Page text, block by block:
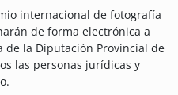
internacional de fotografía
de forma electrónica a
de la Diputación Provincial de
las personas jurídicas y